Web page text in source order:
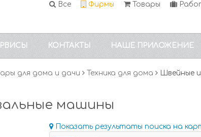
Все Фирмы Товары
КОНТАКТЫ НАШЕ ПРИЛОЖЕНИЕ
для дома и дачи Техника для дома Швейные
машины
Показать результаты поиска на